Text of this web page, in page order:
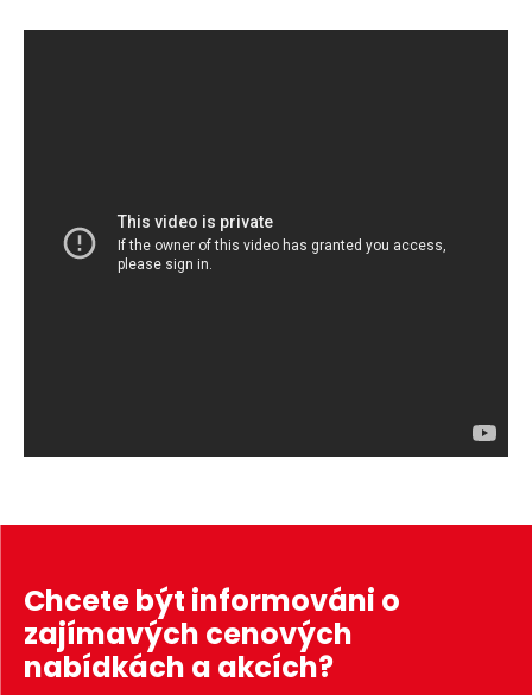
Chcete být informováni o
zajímavých cenových
nabídkách a akcích?